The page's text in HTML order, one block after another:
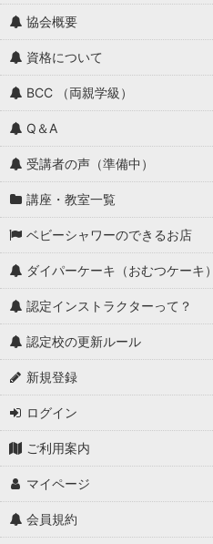
協会概要
資格について
BCC （両親学級）
Q＆A
受講者の声（準備中）
講座・教室一覧
ベビーシャワーのできるお店
ダイパーケーキ（おむつケーキ
認定インストラクターって？
認定校の更新ルール
新規登録
ログイン
ご利用案内
マイページ
会員規約